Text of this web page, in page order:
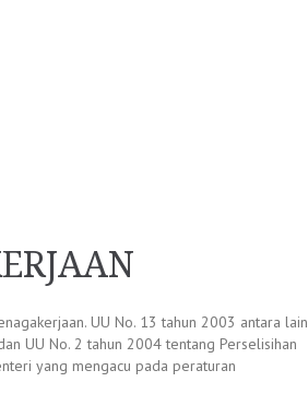
UU No. 13 tahun 2003 antara lain
UU No. 2 tahun 2004 tentang Perselisihan
yang mengacu pada peraturan